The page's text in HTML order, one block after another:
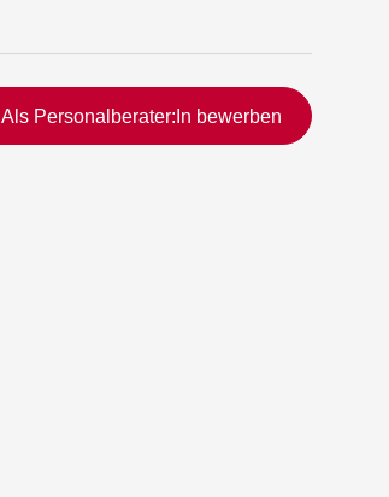
Schnellzugriff
Als Personalberater:In bewerben